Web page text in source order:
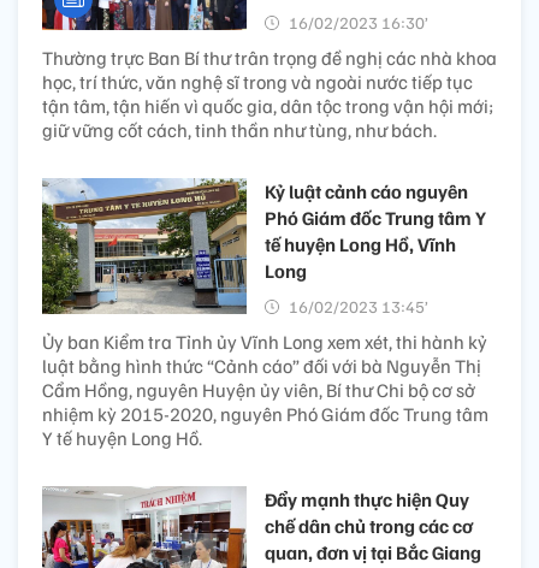
16/02/2023 16:30’
Thường trực Ban Bí thư trân trọng đề nghị các nhà khoa
học, trí thức, văn nghệ sĩ trong và ngoài nước tiếp tục
tận tâm, tận hiến vì quốc gia, dân tộc trong vận hội mới;
giữ vững cốt cách, tinh thần như tùng, như bách.
Kỷ luật cảnh cáo nguyên
Phó Giám đốc Trung tâm Y
tế huyện Long Hồ, Vĩnh
Long
16/02/2023 13:45’
Ủy ban Kiểm tra Tỉnh ủy Vĩnh Long xem xét, thi hành kỷ
luật bằng hình thức “Cảnh cáo” đối với bà Nguyễn Thị
Cẩm Hồng, nguyên Huyện ủy viên, Bí thư Chi bộ cơ sở
nhiệm kỳ 2015-2020, nguyên Phó Giám đốc Trung tâm
Y tế huyện Long Hồ.
Đẩy mạnh thực hiện Quy
chế dân chủ trong các cơ
quan, đơn vị tại Bắc Giang